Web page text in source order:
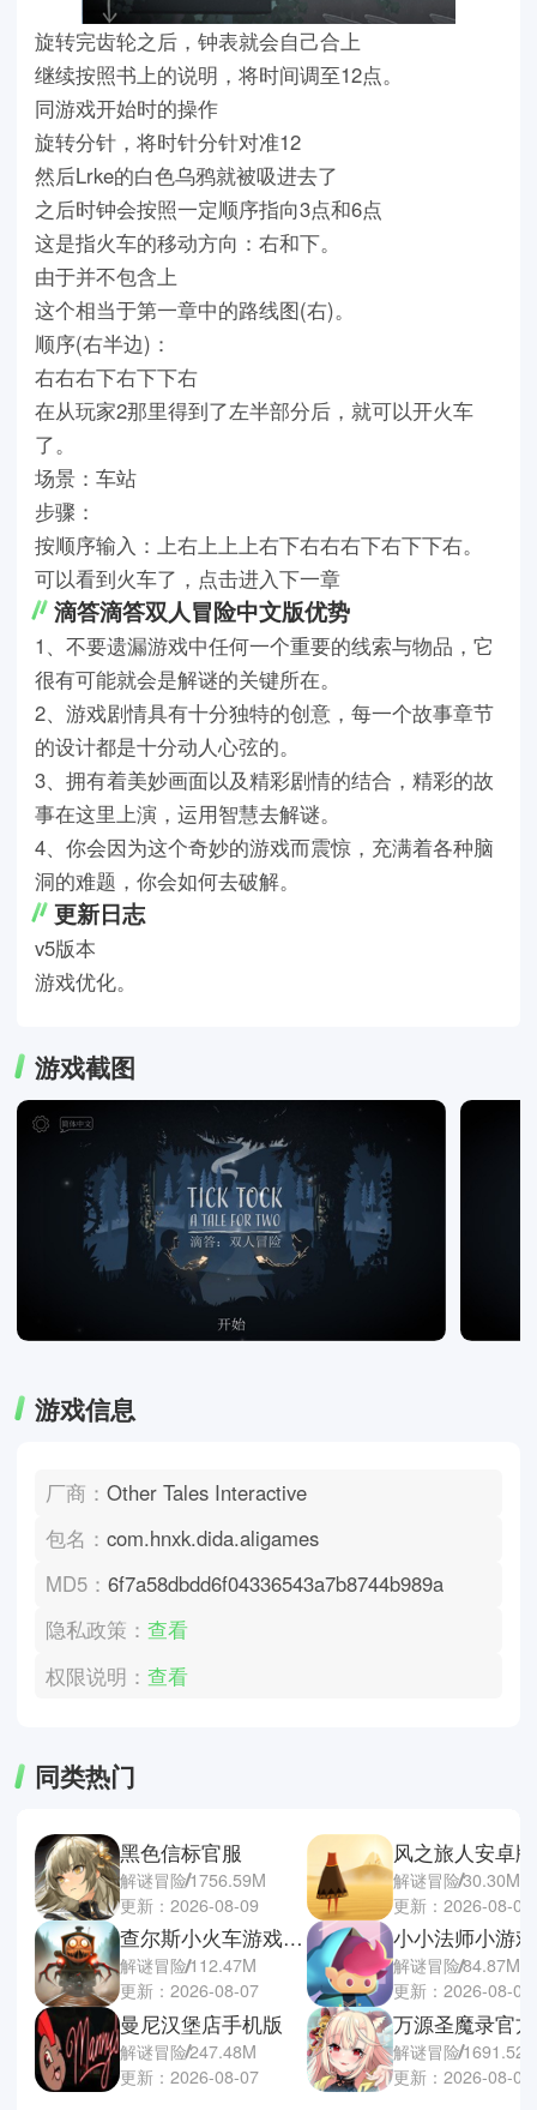
旋转完齿轮之后，钟表就会自己合上
继续按照书上的说明，将时间调至12点。
同游戏开始时的操作
旋转分针，将时针分针对准12
然后Lrke的白色乌鸦就被吸进去了
之后时钟会按照一定顺序指向3点和6点
这是指火车的移动方向：右和下。
由于并不包含上
这个相当于第一章中的路线图(右)。
顺序(右半边)：
右右右下右下下右
在从玩家2那里得到了左半部分后，就可以开火车
了。
场景：车站
步骤：
按顺序输入：上右上上上右下右右右下右下下右。
可以看到火车了，点击进入下一章
滴答滴答双人冒险中文版优势
1、不要遗漏游戏中任何一个重要的线索与物品，它
很有可能就会是解谜的关键所在。
2、游戏剧情具有十分独特的创意，每一个故事章节
的设计都是十分动人心弦的。
3、拥有着美妙画面以及精彩剧情的结合，精彩的故
事在这里上演，运用智慧去解谜。
4、你会因为这个奇妙的游戏而震惊，充满着各种脑
洞的难题，你会如何去破解。
更新日志
v5版本
游戏优化。
游戏截图
游戏信息
厂商：Other Tales Interactive
包名：com.hnxk.dida.aligames
MD5：6f7a58dbdd6f04336543a7b8744b989a
隐私政策：查看
权限说明：查看
同类热门
黑色信标官服
解谜冒险1756.59M
更新：2026-08-09
查尔斯小火车游戏手机版
解谜冒险112.47M
更新：2026-08-07
曼尼汉堡店手机版
解谜冒险247.48M
更新：2026-08-07
风之旅人安卓版
解谜冒险30.30M
更新：2026-08-07
小小法师小游戏
解谜冒险84.87M
更新：2026-08-07
万源圣魔录官
解谜冒险
更新：2026-08-07